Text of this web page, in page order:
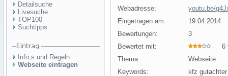
Detailsuche
Livesuche
TOP100
Suchtipps
Info,s und Regeln
Webseite eintragen
Webadresse:
youtu.be/
Eingetragen am:
19.04.2014
Bewertungen:
3
Bewertet mit:
6
Thema:
Webseite
Keywords:
kfz